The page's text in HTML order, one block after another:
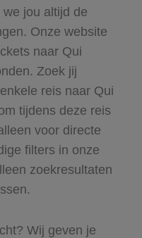
jou altijd de
Onze website
naar Qui
Zoek jij
reis naar Qui
tijdens deze reis
voor directe
filters in onze
zoekresultaten
Wij geven je